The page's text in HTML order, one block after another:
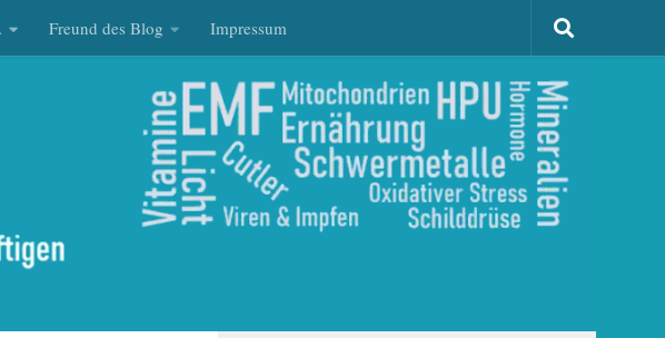
Freund des Blog Impressum